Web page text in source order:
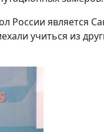
является
учиться из